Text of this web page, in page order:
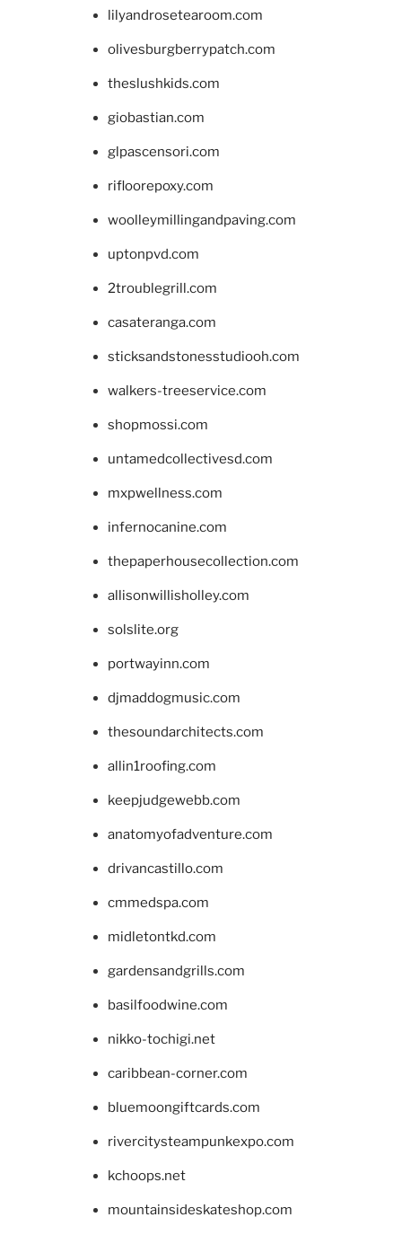
lilyandrosetearoom.com
olivesburgberrypatch.com
theslushkids.com
giobastian.com
glpascensori.com
rifloorepoxy.com
woolleymillingandpaving.com
uptonpvd.com
2troublegrill.com
casateranga.com
sticksandstonesstudiooh.com
walkers-treeservice.com
shopmossi.com
untamedcollectivesd.com
mxpwellness.com
infernocanine.com
thepaperhousecollection.com
allisonwillisholley.com
solslite.org
portwayinn.com
djmaddogmusic.com
thesoundarchitects.com
allin1roofing.com
keepjudgewebb.com
anatomyofadventure.com
drivancastillo.com
cmmedspa.com
midletontkd.com
gardensandgrills.com
basilfoodwine.com
nikko-tochigi.net
caribbean-corner.com
bluemoongiftcards.com
rivercitysteampunkexpo.com
kchoops.net
mountainsideskateshop.com